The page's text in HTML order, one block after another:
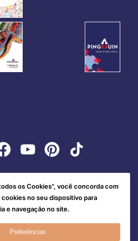
os Cookies", você concorda com
no seu dispositivo para
e navegação no site.
Preferências